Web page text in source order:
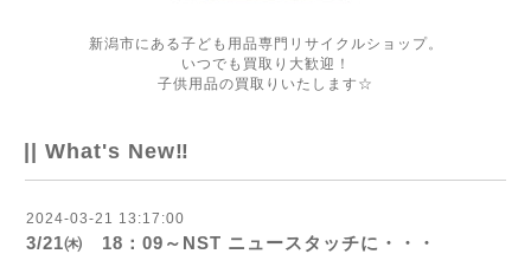
新潟市にある子ども用品専門リサイクルショップ。
いつでも買取り大歓迎！
子供用品の買取りいたします☆
|| What's New‼
2024-03-21 13:17:00
3/21㈭ 18：09～NST ニュースタッチに・・・